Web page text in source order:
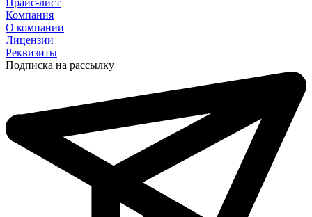
Компания
О компании
Лицензии
Реквизиты
Подписка на рассылку